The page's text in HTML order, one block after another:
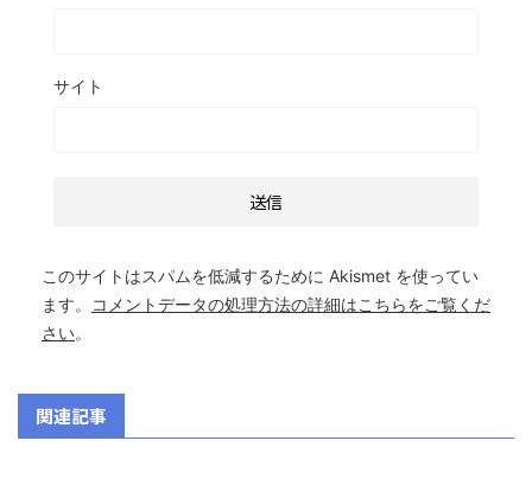
サイト
このサイトはスパムを低減するために Akismet を使ってい
ます。
コメントデータの処理方法の詳細はこちらをご覧くだ
さい。
関連記事